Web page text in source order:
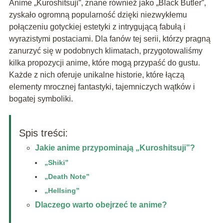
Anime „Kuroshitsuji”, znane również jako „Black Butler”,
zyskało ogromną popularność dzięki niezwykłemu
połączeniu gotyckiej estetyki z intrygującą fabułą i
wyrazistymi postaciami. Dla fanów tej serii, którzy pragną
zanurzyć się w podobnych klimatach, przygotowaliśmy
kilka propozycji anime, które mogą przypaść do gustu.
Każde z nich oferuje unikalne historie, które łączą
elementy mrocznej fantastyki, tajemniczych wątków i
bogatej symboliki.
Spis treści:
Jakie anime przypominają „Kuroshitsuji”?
„Shiki”
„Death Note”
„Hellsing”
Dlaczego warto obejrzeć te anime?